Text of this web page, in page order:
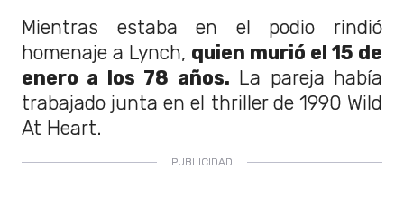
Mientras estaba en el podio rindió
homenaje a Lynch, quien murió el 15 de
enero a los 78 años. La pareja había
trabajado junta en el thriller de 1990 Wild
At Heart.